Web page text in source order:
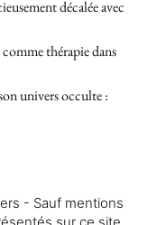
décalée avec
thérapie dans
univers occulte :
- Sauf mentions